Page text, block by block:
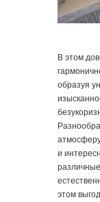
В этом
образуя
и
этом